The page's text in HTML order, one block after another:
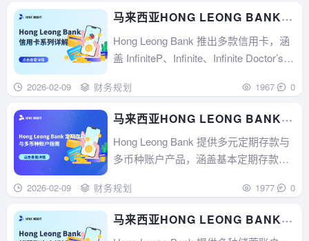
交易与资金管理需求；海外来往户口助
力海外资金管理；线上开户便捷高效，
助您轻松开启金融之旅。...
马来西亚HONG LEONG BANK
Hong Leong Bank 推出多款信用卡，涵
盖 InfiniteP、Infinite、Infinite Doctor’s E
卡、Wise 卡及 I’m 卡等。各具特色，满
足不同需求，提供...
2026-02-09 财务规划 1967 0
马来西亚HONG LEONG BANK
定期存款与多币种账户指南
Hong Leong Bank 提供多元定期存款与
多币种账户产品，涵盖基本定期存款、
具备竞争力利率、灵活操作与资金安全
保障；多币种账户支持 12 种外币管理，
附带优惠汇率及国际汇款服务，是您财
2026-02-09 财务规划 1977 0
马来西亚HONG LEONG BANK
储蓄账户全解析